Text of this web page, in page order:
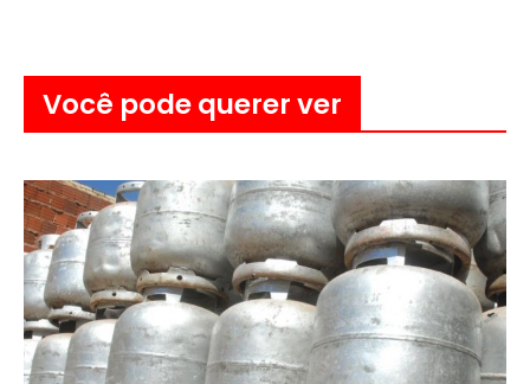
Você pode querer ver